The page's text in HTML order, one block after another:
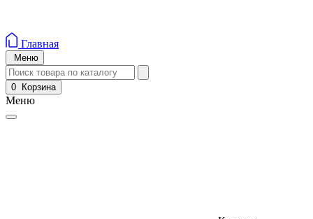
Главная
Меню
0 Корзина
Меню